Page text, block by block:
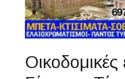
Οικοδομικές